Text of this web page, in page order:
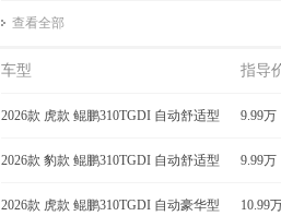
查看全部
车型 指导
2026款 虎款 鲲鹏310TGDI 自动舒适型 9.99万
2026款 豹款 鲲鹏310TGDI 自动舒适型 9.99万
2026款 虎款 鲲鹏310TGDI 自动豪华型 10.99